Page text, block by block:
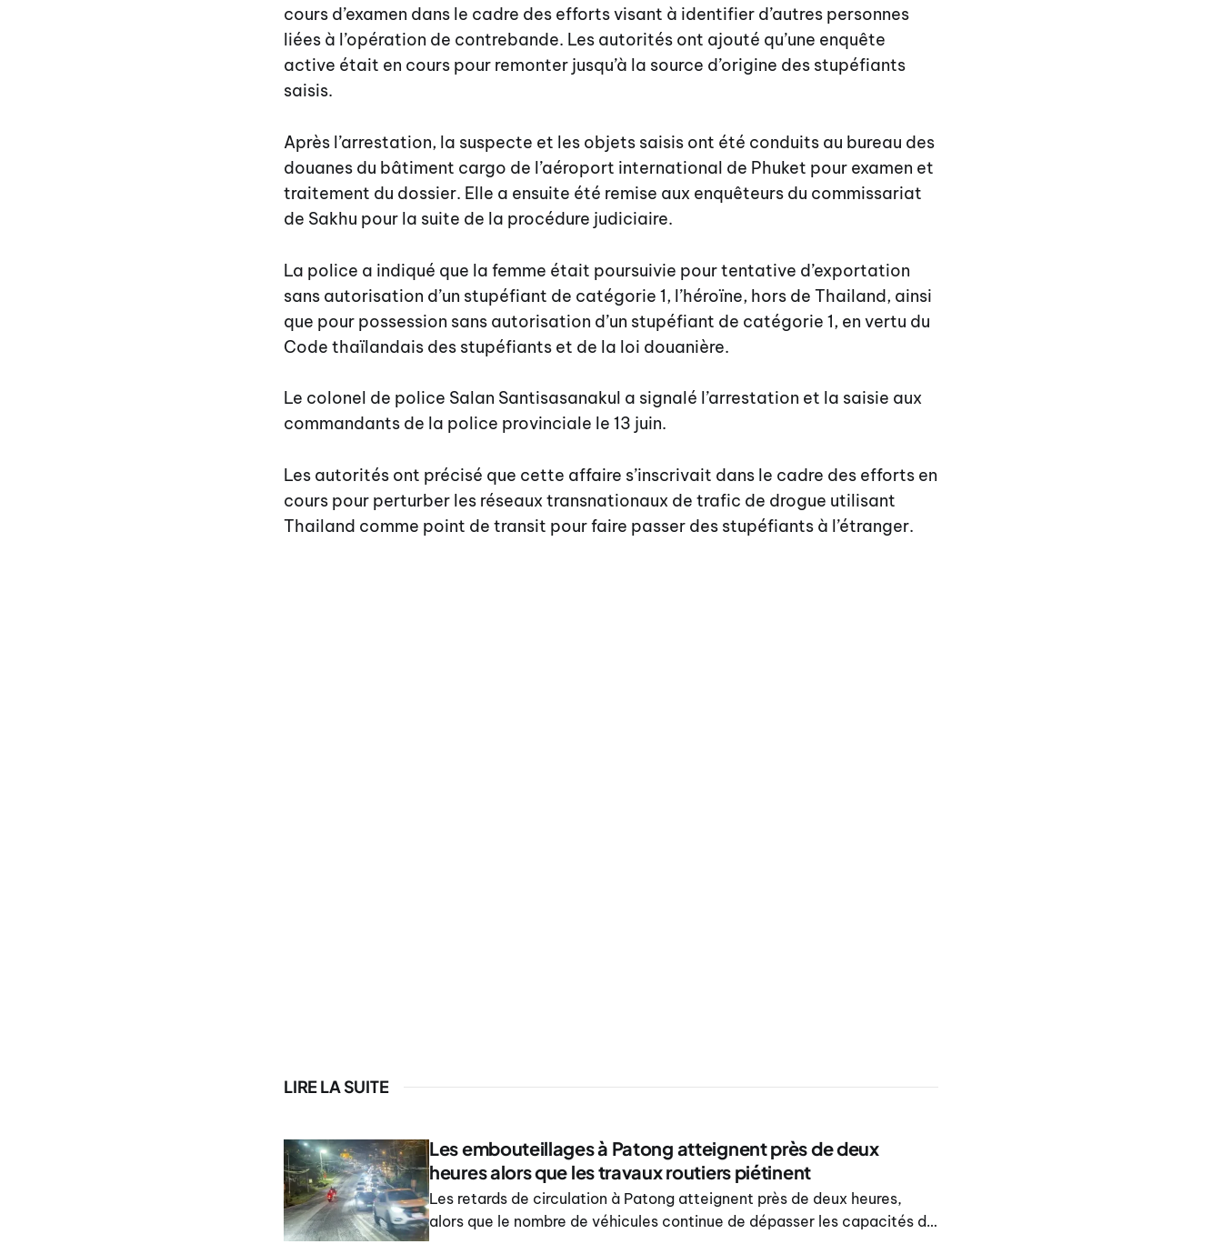
cours d’examen dans le cadre des efforts visant à identifier d’autres personnes
liées à l’opération de contrebande. Les autorités ont ajouté qu’une enquête
active était en cours pour remonter jusqu’à la source d’origine des stupéfiants
saisis.
Après l’arrestation, la suspecte et les objets saisis ont été conduits au bureau des
douanes du bâtiment cargo de l’aéroport international de Phuket pour examen et
traitement du dossier. Elle a ensuite été remise aux enquêteurs du commissariat
de Sakhu pour la suite de la procédure judiciaire.
La police a indiqué que la femme était poursuivie pour tentative d’exportation
sans autorisation d’un stupéfiant de catégorie 1, l’héroïne, hors de Thailand, ainsi
que pour possession sans autorisation d’un stupéfiant de catégorie 1, en vertu du
Code thaïlandais des stupéfiants et de la loi douanière.
Le colonel de police Salan Santisasanakul a signalé l’arrestation et la saisie aux
commandants de la police provinciale le 13 juin.
Les autorités ont précisé que cette affaire s’inscrivait dans le cadre des efforts en
cours pour perturber les réseaux transnationaux de trafic de drogue utilisant
Thailand comme point de transit pour faire passer des stupéfiants à l’étranger.
LIRE LA SUITE
Les embouteillages à Patong atteignent près de deux
heures alors que les travaux routiers piétinent
Les retards de circulation à Patong atteignent près de deux heures,
alors que le nombre de véhicules continue de dépasser les capacités du